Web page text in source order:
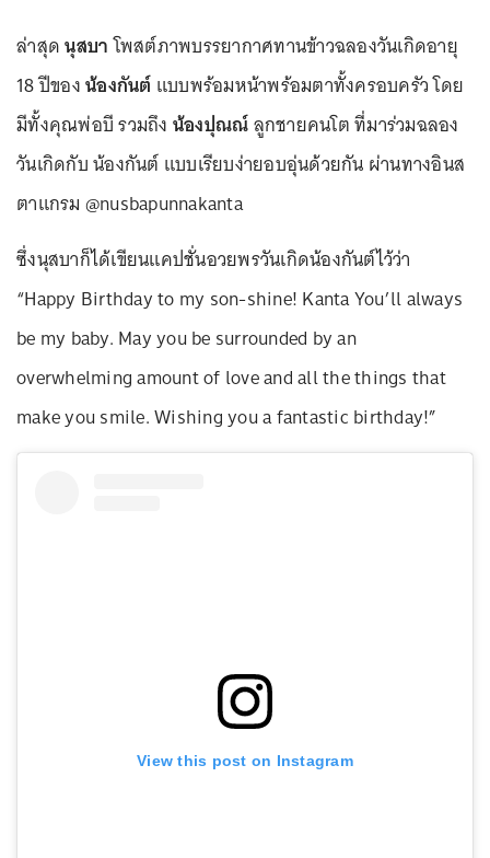
ล่าสุดนุสบาโพสต์ภาพบรรยากาศทานข้าวฉลองวันเกิดอายุ
18 ปีของน้องกันต์ แบบพร้อมหน้าพร้อมตาทั้งครอบครัว โดย
มีทั้งคุณพ่อบี รวมถึง น้องปุณณ์ลูกชายคนโต ที่มาร่วมฉลอง
วันเกิดกับ น้องกันต์ แบบเรียบง่ายอบอุ่นด้วยกัน ผ่านทางอินส
ตาแกรม @nusbapunnakanta
ซึ่งนุสบาก็ได้เขียนแคปชั่นอวยพรวันเกิดน้องกันต์ไว้ว่า
“Happy Birthday to my son-shine! Kanta You’ll always
be my baby. May you be surrounded by an
overwhelming amount of love and all the things that
make you smile. Wishing you a fantastic birthday!”
View this post on Instagram